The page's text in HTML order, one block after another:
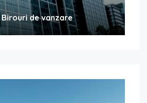
Birouri de vanzare